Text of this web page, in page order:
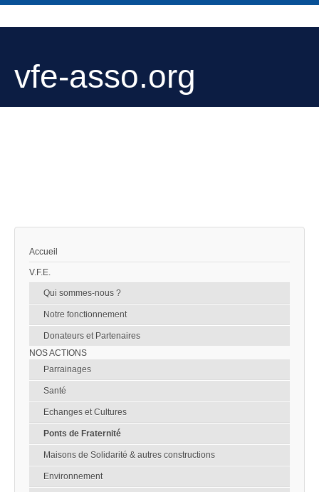
vfe-asso.org
Accueil
V.F.E.
Qui sommes-nous ?
Notre fonctionnement
Donateurs et Partenaires
NOS ACTIONS
Parrainages
Santé
Echanges et Cultures
Ponts de Fraternité
Maisons de Solidarité & autres constructions
Environnement